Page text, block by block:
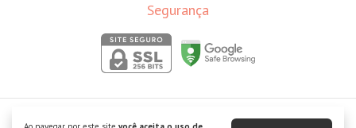
Segurança